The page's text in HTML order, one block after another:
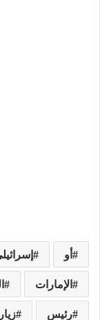
أو
الإمارات
رئيس